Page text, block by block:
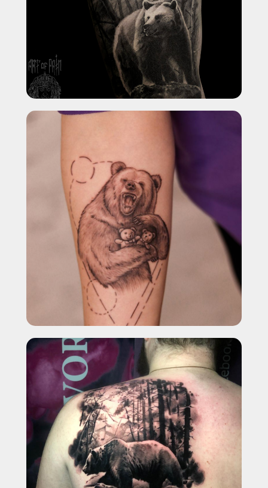
ПРАВИЛЬНО И БЕЗОПАСНО
УДАЛИМ ТВОЕ ТАТУ И
ТАТУАЖ В МОСКВЕ
С ГАРАНТИЕЙВИДИМОГО
РЕЗУЛЬТАТА*
УДАЛЯЕМ ЛЮБЫЕ ТАТУ И ТАТУАЖ: ИСПОЛЬЗУЕМ
PICOSURE PRO, PICOPLUS (3 ШТ), LUTRONIC SPECTRA И
CO₂ DEKA SMARTXIDE²
НАЖИМАЯ, ВЫ ДАЕТЕ СОГЛАСИЕ НА ОБРАБОТКУ СВОИХ ПЕРСОНАЛЬНЫХ
ДАННЫХ
Выберите город
СКАЧАТЬ КЕЙСЫ УДАЛЕНИЯ